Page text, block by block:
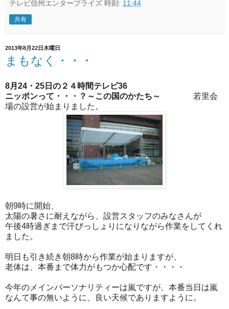
テレビ信州エンタープライズ 時刻: 11:44
共有
2013年8月22日木曜日
まもなく・・・
8月24・25日の２４時間テレビ36
ニッポンって・・・？～この国のかたち～ 若里会
場の設営が始まりました。
朝9時に開始、
太陽の暑さに耐えながら、設営スタッフのみなさんが
午後4時過ぎまで汗びっしょりになりながら作業をしてくれ
ました。
明日も引き続き朝8時から作業が始まりますが、
老体は、本番まで体力がもつか心配です・・・・
今年のメインパーソナリティーは嵐ですが、本番当日は嵐
なんて事の無いように、良い天候でありますように。